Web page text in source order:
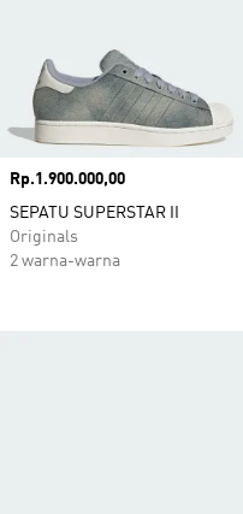
Harga
Rp.1.900.000,00
SEPATU SUPERSTAR II
Originals
2 warna-warna